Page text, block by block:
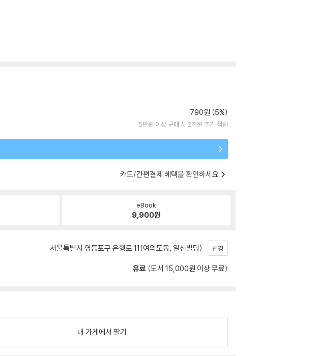
790원 (5%)
5만원 이상 구매 시 2천원 추가 적립
카드/간편결제 혜택을 확인하세요
eBook
9,900원
서울특별시 영등포구 은행로 11(여의도동, 일신빌딩) 변경
유료 (도서 15,000원 이상 무료)
내 가게에서 팔기